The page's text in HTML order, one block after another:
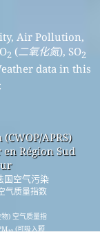
Air Pollution,
2 (二氧化氮), SO2
data in this
APRS)
Région Sud
国空气污染
气质量指数
) 空气质量指
(可吸入颗